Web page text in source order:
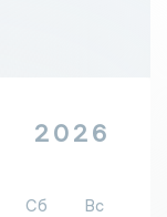
2026
Сб
Вс